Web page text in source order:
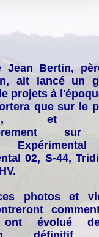
Jean Bertin,
ait lancé un
projets à
que sur le
et
02, S-44,
photos et
ont évolué